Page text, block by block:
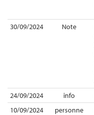
30/09/2024
Note
24/09/2024
info
10/09/2024
personne